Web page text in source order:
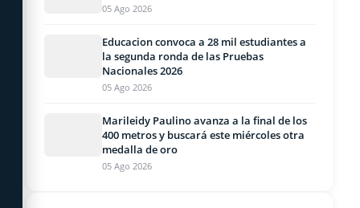
05 Ago 2026
Educacion convoca a 28 mil estudiantes a
la segunda ronda de las Pruebas
Nacionales 2026
05 Ago 2026
Marileidy Paulino avanza a la final de los
400 metros y buscará este miércoles otra
medalla de oro
05 Ago 2026